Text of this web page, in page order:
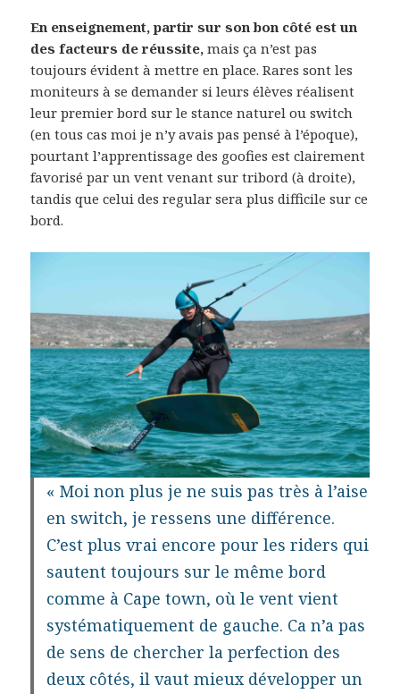
En enseignement, partir sur son bon côté est un
des facteurs de réussite, mais ça n’est pas
toujours évident à mettre en place. Rares sont les
moniteurs à se demander si leurs élèves réalisent
leur premier bord sur le stance naturel ou switch
(en tous cas moi je n’y avais pas pensé à l’époque),
pourtant l’apprentissage des goofies est clairement
favorisé par un vent venant sur tribord (à droite),
tandis que celui des regular sera plus difficile sur ce
bord.
« Moi non plus je ne suis pas très à l’aise
en switch, je ressens une différence.
C’est plus vrai encore pour les riders qui
sautent toujours sur le même bord
comme à Cape town, où le vent vient
systématiquement de gauche. Ca n’a pas
de sens de chercher la perfection des
deux côtés, il vaut mieux développer un